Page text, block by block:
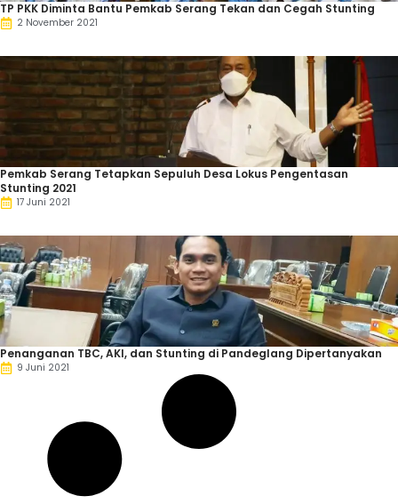
TP PKK Diminta Bantu Pemkab Serang Tekan dan Cegah Stunting
2 November 2021
Pemkab Serang Tetapkan Sepuluh Desa Lokus Pengentasan
Stunting 2021
17 Juni 2021
Penanganan TBC, AKI, dan Stunting di Pandeglang Dipertanyakan
9 Juni 2021